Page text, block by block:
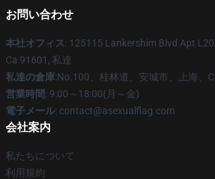
お問い合わせ
本社オフィス: 125115 Lankershim Blvd Apt
Ca 91601, 私達
私達の倉庫:No.100、桂林道、安城市、上海、
営業時間: 9:00～18:00(月～金)
電子メール: contact@asexualflag.com
会社案内
私たちについて
利用規約